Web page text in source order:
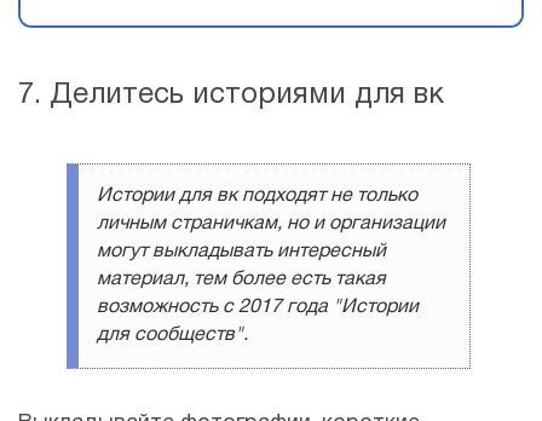
7. Делитесь историями для вк
Истории для вк подходят не только
личным страничкам, но и организации
могут выкладывать интересный
материал, тем более есть такая
возможность с 2017 года "Истории
для сообществ".